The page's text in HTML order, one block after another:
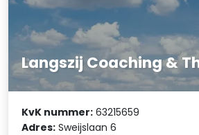
Langszij Coaching &
KvK nummer: 63215659
Adres: Sweijslaan 6